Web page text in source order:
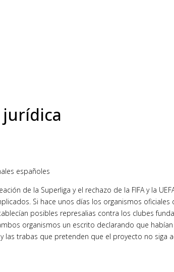
españoles
de la Superliga y el rechazo de la FIFA y la
Si hace unos días los organismos
posibles represalias contra los clubes
organismos un escrito declarando que
las trabas que pretenden que el proyecto no siga